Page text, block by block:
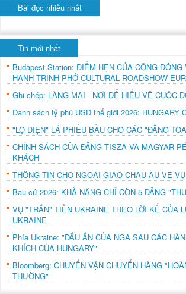
Bài đọc nhiều nhất
Tin mới nhất
Budapest Station: ĐIỂM HẸN CỦA CỘNG ĐỒNG
HÀNH TRÌNH PHỞ CULTURAL ROADSHOW
Ghi chép: LÀNG MAI - NƠI ĐỂ HIỂU VỀ CUỘC
Danh sách tỷ phú USD thế giới 2026: HUNGARY
"LỘ DIỆN" LÁ PHIẾU BẦU CHO CÁC "ĐẢNG
CHÍNH SÁCH CỦA ĐẢNG TISZA VÀ MAGYAR
KHÁCH
THÔNG TIN CHO NGOẠI GIAO CHÂU ÂU VỀ
Bầu cử 2026: KHẢ NĂNG CHỈ CÒN 5 ĐẢNG
VỤ "TRẤN" TIỀN UKRAINE THEO LỜI KỂ CỦA
UKRAINE
Phía Ukraine: "DẤU ẤN CỦA NGA SAU CÁC
KHÍCH CỦA HUNGARY"
Bloomberg: CHUYẾN VẬN CHUYỂN HÀNG
THƯỜNG"